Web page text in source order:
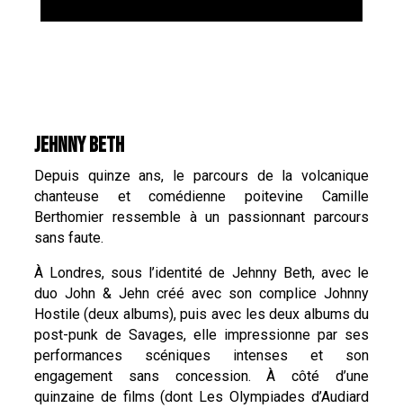
JEHNNY BETH
Depuis quinze ans, le parcours de la volcanique
chanteuse et comédienne poitevine Camille
Berthomier ressemble à un passionnant parcours
sans faute.
À Londres, sous l’identité de Jehnny Beth, avec le
duo John & Jehn créé avec son complice Johnny
Hostile (deux albums), puis avec les deux albums du
post-punk de Savages, elle impressionne par ses
performances scéniques intenses et son
engagement sans concession. À côté d’une
quinzaine de films (dont Les Olympiades d’Audiard